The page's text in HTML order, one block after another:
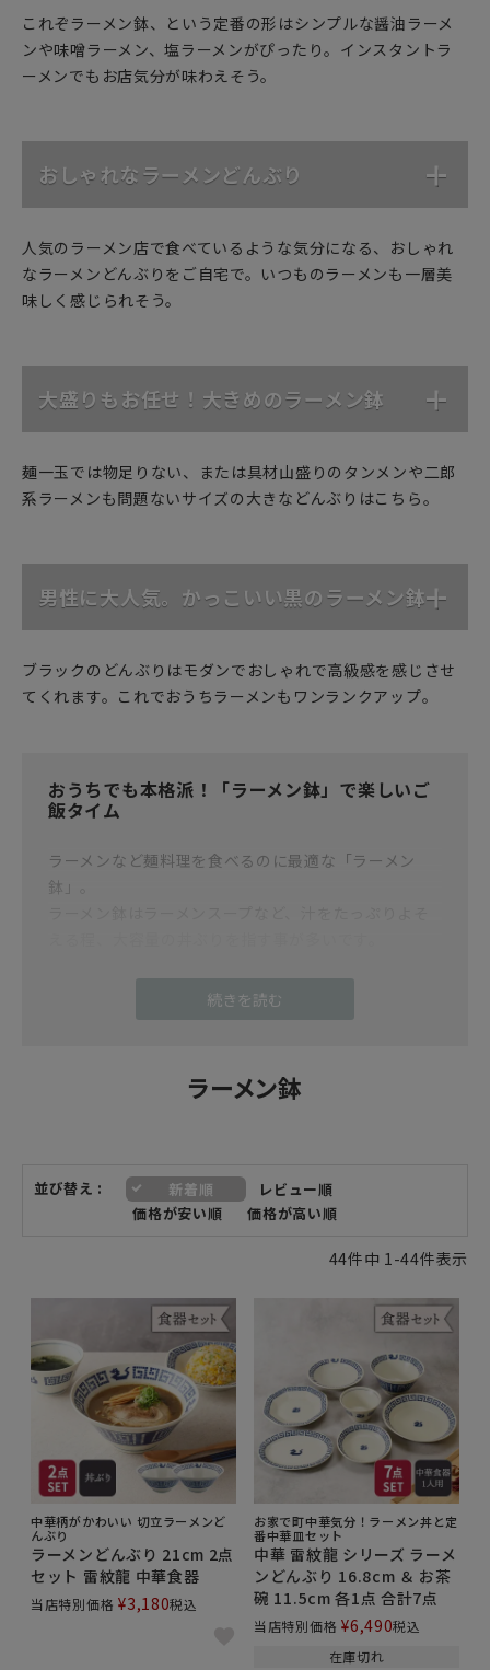
これぞラーメン鉢、という定番の形はシンプルな醤油ラーメ
ンや味噌ラーメン、塩ラーメンがぴったり。インスタントラ
ーメンでもお店気分が味わえそう。
おしゃれなラーメンどんぶり
人気のラーメン店で食べているような気分になる、おしゃれ
なラーメンどんぶりをご自宅で。いつものラーメンも一層美
味しく感じられそう。
大盛りもお任せ！大きめのラーメン鉢
麺一玉では物足りない、または具材山盛りのタンメンや二郎
系ラーメンも問題ないサイズの大きなどんぶりはこちら。
男性に大人気。かっこいい黒のラーメン鉢
ブラックのどんぶりはモダンでおしゃれで高級感を感じさせ
てくれます。これでおうちラーメンもワンランクアップ。
おうちでも本格派！「ラーメン鉢」で楽しいご
飯タイム
ラーメンなど麺料理を食べるのに最適な「ラーメン
鉢」。
お気に入りのラーメン丼ぶりを使えば、自宅でのイン
スタントラーメンでも高級感が出ますよ。
麺など、多用途に使えます。
ラーメンどんぶりを選ぶ時は、デザインだけでなく、
機能性で選ぶのも重要なポイントです。
自宅で食べるインスタントラーメンや、チルド麺のス
ープは500ml前後の量が定番です。
スープやトッピングをたっぷり楽しみたい場合は、容
量1000mlくらいの丼ぶりを選ぶのがオススメです。
容量の大きいものを選べば、野菜たっぷりのラーメ
ン・チャーシューたっぷりな肉ラーメン、その他天ぷ
らうどん等も楽しめます。
様々なメニューに使いたい場合は、余裕をもって、大
きいサイズがオススメです。
サイズが大きくなると、気になるのは重量。陶器や磁
器など、陶磁器の食器は大きいと重いイメージがあり
汁物は飲む時に器を持ち上げる機会が多いかと思いま
続きを読む
ラーメン鉢
並び替え 新着順
レビュー順
価格が安い順
価格が高い順
44件中 1-44件表示
中華柄がかわいい 切立ラーメンど
んぶり
ラーメンどんぶり 21cm 2点
セット 雷紋龍 中華食器
当店特別価格 ¥3,180税込
お家で町中華気分！ラーメン丼と定
番中華皿セット
中華 雷紋龍 シリーズ ラーメ
ンどんぶり 16.8cm ＆ お茶
碗 11.5cm 各1点 合計7点
当店特別価格 ¥6,490税込
在庫切れ